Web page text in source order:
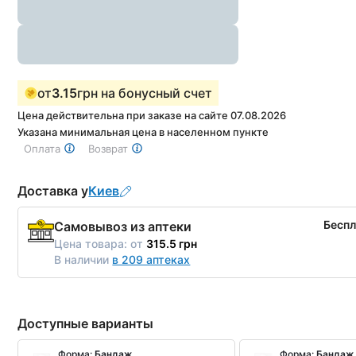
от3.15грн на бонусный счет
Цена действительна при заказе на сайте 07.08.2026
Указана минимальная цена в населенном пункте
Оплата
Возврат
Доставка уКиев
Самовывоз из аптеки
Цена товара:от 315.5 грн
В наличии в 209 аптеках
Доступные варианты